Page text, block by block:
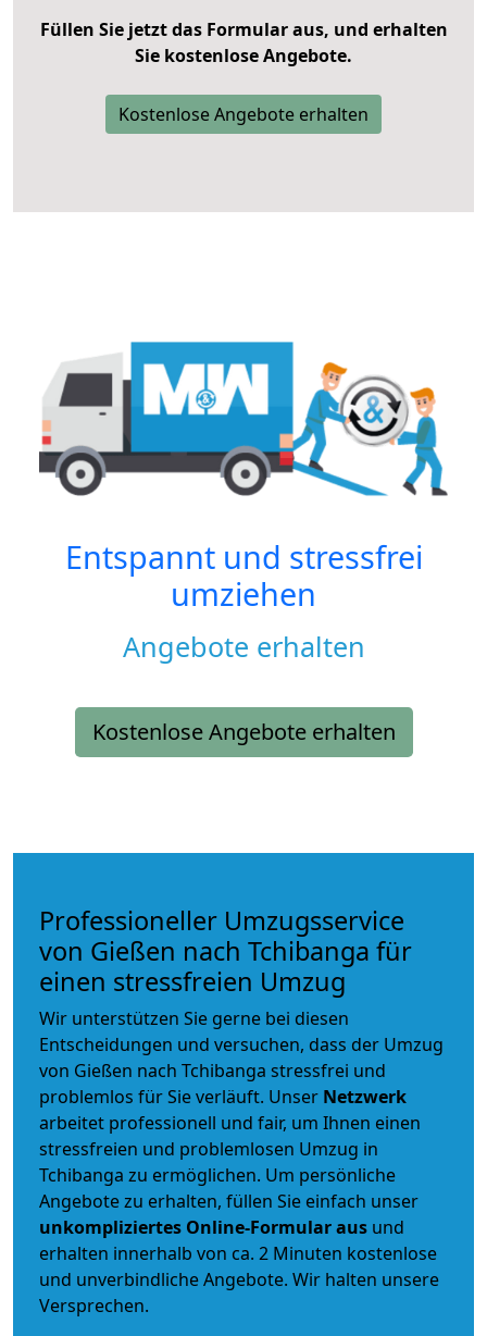
Füllen Sie jetzt das Formular aus, und erhalten
Sie kostenlose Angebote.
Kostenlose Angebote erhalten
Entspannt und stressfrei
umziehen
Angebote erhalten
Kostenlose Angebote erhalten
Professioneller Umzugsservice
von Gießen nach Tchibanga für
einen stressfreien Umzug
Wir unterstützen Sie gerne bei diesen
Entscheidungen und versuchen, dass der Umzug
von Gießen nach Tchibanga stressfrei und
problemlos für Sie verläuft. Unser Netzwerk
arbeitet professionell und fair, um Ihnen einen
stressfreien und problemlosen Umzug in
Tchibanga zu ermöglichen. Um persönliche
Angebote zu erhalten, füllen Sie einfach unser
unkompliziertes Online-Formular aus und
erhalten innerhalb von ca. 2 Minuten kostenlose
und unverbindliche Angebote. Wir halten unsere
Versprechen.